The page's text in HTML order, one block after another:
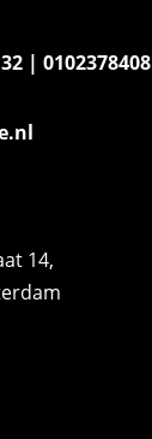
| 0102378408
14,